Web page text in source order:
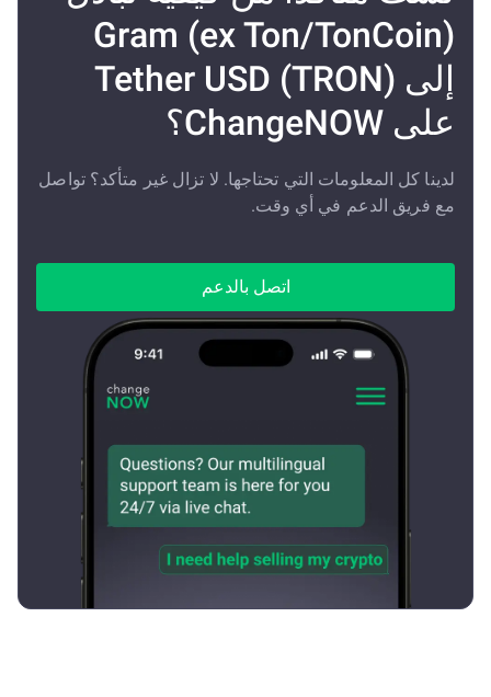
Gram (ex Ton/TonCoin)
إلى Tether USD (TRON)
على ChangeNOW؟
لدينا كل المعلومات التي تحتاجها. لا تزال غير متأكد؟ تواصل
مع فريق الدعم في أي وقت.
اتصل بالدعم